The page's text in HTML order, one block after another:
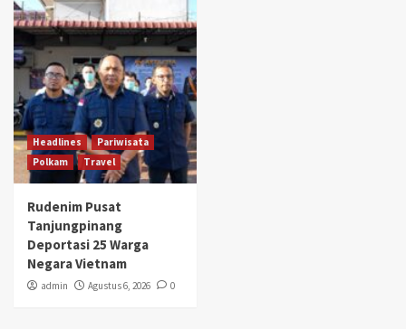
Headlines
Pariwisata
Polkam
Travel
Rudenim Pusat
Tanjungpinang
Deportasi 25 Warga
Negara Vietnam
admin Agustus 6, 2026 0